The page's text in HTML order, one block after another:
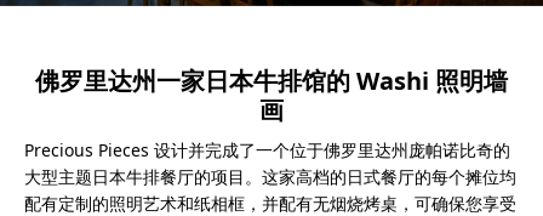
佛罗里达州一家日本牛排馆的 Washi 照明墙
画
Precious Pieces 设计并完成了一个位于佛罗里达州庞帕诺比奇的
大型主题日本牛排餐厅的项目。这家高档的日式餐厅的每个摊位均
配有定制的照明艺术和纸相框，并配有无烟烧烤桌，可确保您享受